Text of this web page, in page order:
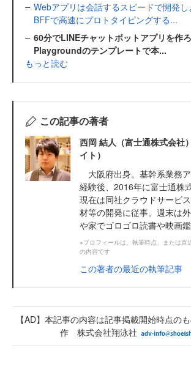
Webアプリは会話するスピードで開発
BFFで高速にプロトタイピングする...
60分でLINEチャットボットアプリを作
Playgroundのテンプレートで本...
もっと読む
この記事の著者
西岡 結人（富士通株式会社
イト）
大阪府出身。基幹系業務
経験後、2016年に富士通株
現在は同社クラウドサービ
材等の開発に従事。週末は
や家でゴロゴロ読書や映画鑑
※プロフィールは、執筆時点、または直
の内容です
この著者の最近の執筆記事
【AD】本記事の内容は記事掲載開始時点の
作 株式会社翔泳社